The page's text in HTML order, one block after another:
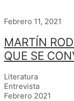
Febrero 11, 2021
MARTÍN
QUE SE
Literatura
Entrevista
Febrero 2021